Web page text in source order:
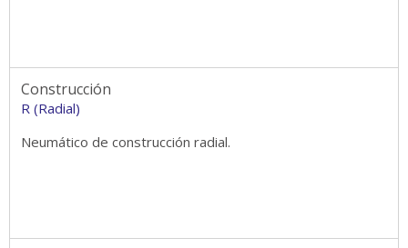
Construcción
R (Radial)
Neumático de construcción radial.